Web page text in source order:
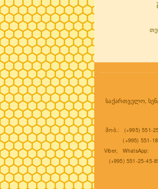
საქართველო,
მობ.: (+995) 551-
(+995) 551-18-
Viber, WhatsApp:
(+995) 551-25-45-